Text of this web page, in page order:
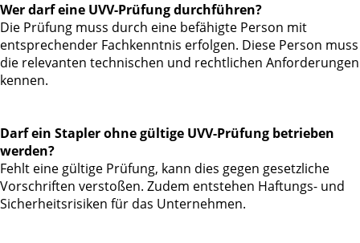
Wer darf eine UVV-Prüfung durchführen?
Die Prüfung muss durch eine befähigte Person mit
entsprechender Fachkenntnis erfolgen. Diese Person muss
die relevanten technischen und rechtlichen Anforderungen
kennen.
Darf ein Stapler ohne gültige UVV-Prüfung betrieben
werden?
Fehlt eine gültige Prüfung, kann dies gegen gesetzliche
Vorschriften verstoßen. Zudem entstehen Haftungs- und
Sicherheitsrisiken für das Unternehmen.